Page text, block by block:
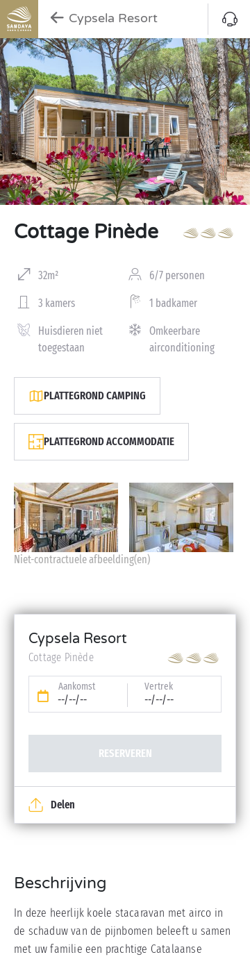
Cypsela Resort
Cottage Pinède
32m² 6/7 personen
3 kamers 1 badkamer
Huisdieren niet
toegestaan
Omkeerbare
airconditioning
PLATTEGROND CAMPING
PLATTEGROND ACCOMMODATIE
Niet-contractuele afbeelding(en)
Cypsela Resort
Cottage Pinède
Aankomst
--/--/--
Vertrek
--/--/--
RESERVEREN
Delen
Beschrijving
In deze heerlijk koele stacaravan met airco in
de schaduw van de pijnbomen beleeft u samen
met uw familie een prachtige Catalaanse